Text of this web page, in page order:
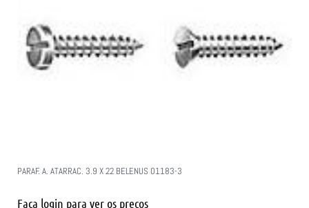
PARAF. A. ATARRAC. 3.9 X 22 BELENUS 01183-3
Faça login para ver os preços